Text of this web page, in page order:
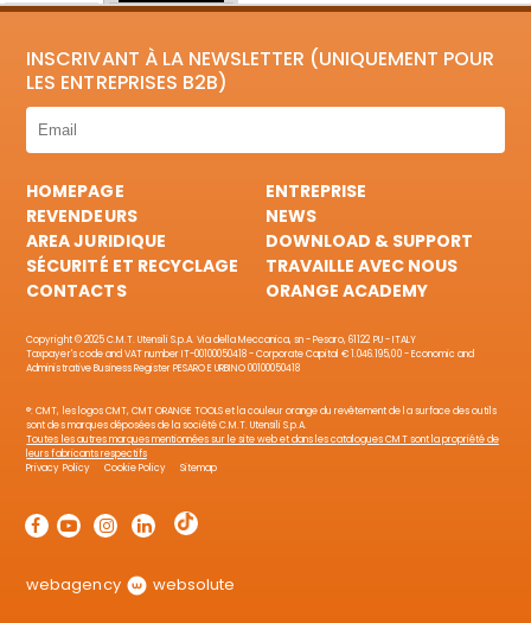
INSCRIVANT À LA NEWSLETTER (UNIQUEMENT POUR
LES ENTREPRISES B2B)
HOMEPAGE
ENTREPRISE
REVENDEURS
NEWS
AREA JURIDIQUE
DOWNLOAD & SUPPORT
SÉCURITÉ ET RECYCLAGE
TRAVAILLE AVEC NOUS
CONTACTS
ORANGE ACADEMY
Copyright © 2025 C.M.T. Utensili S.p.A. Via della Meccanica, sn - Pesaro, 61122 PU - ITALY
Taxpayer's code and VAT number IT-00100050418 - Corporate Capital € 1.046.195,00 - Economic and
Administrative Business Register PESARO E URBINO 00100050418
®: CMT, les logos CMT, CMT ORANGE TOOLS et la couleur orange du revêtement de la surface des outils
sont des marques déposées de la société C.M.T. Utensili S.p.A.
Toutes les autres marques mentionnées sur le site web et dans les catalogues CMT sont la propriété de
leurs fabricants respectifs
Privacy Policy
Cookie Policy Sitemap
webagency websolute